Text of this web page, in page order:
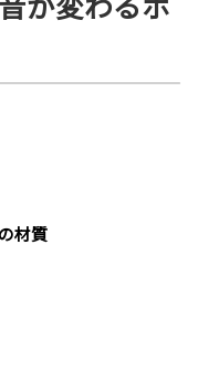
が変わるポ
材質